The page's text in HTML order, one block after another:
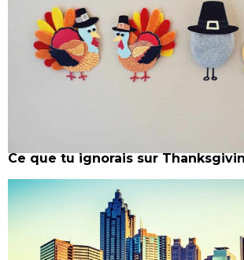
Ce que tu ignorais sur